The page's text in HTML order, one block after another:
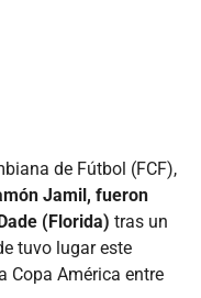
de Fútbol (FCF),
Jamil, fueron
(Florida) tras un
tuvo lugar este
Copa América entre